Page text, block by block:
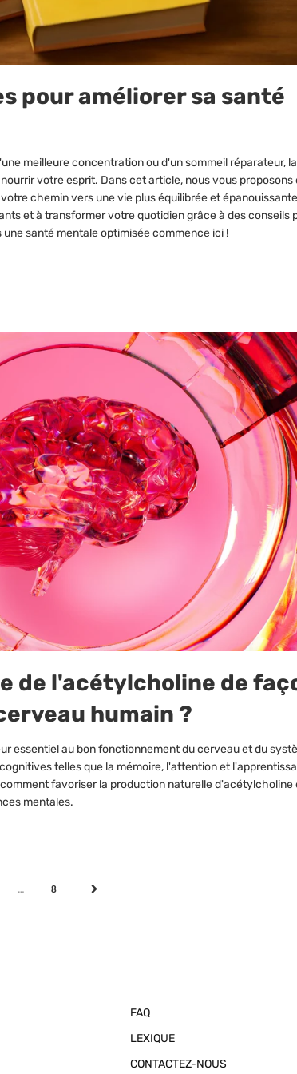
pour améliorer sa santé
meilleure concentration ou d'un sommeil réparateur,
votre esprit. Dans cet article, nous vous
chemin vers une vie plus équilibrée et
et à transformer votre quotidien grâce à des conseils
santé mentale optimisée commence ici !
de l'acétylcholine de
humain ?
essentiel au bon fonctionnement du cerveau et du
telles que la mémoire, l'attention et
favoriser la production naturelle d'acétylcholine
mentales.
… 8
FAQ
LEXIQUE
CONTACTEZ-NOUS